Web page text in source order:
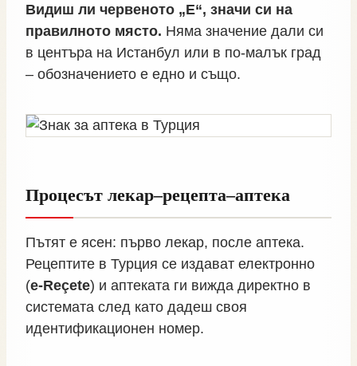
Видиш ли червеното „E“, значи си на
правилното място. Няма значение дали си
в центъра на Истанбул или в по‑малък град
– обозначението е едно и също.
Процесът лекар–рецепта–аптека
Пътят е ясен: първо лекар, после аптека.
Рецептите в Турция се издават електронно
(e‑Reçete) и аптеката ги вижда директно в
системата след като дадеш своя
идентификационен номер.